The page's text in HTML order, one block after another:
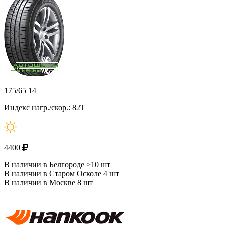
175/65 14
Индекс нагр./скор.: 82T
4400
В наличии в Белгороде >10 шт
В наличии в Старом Осколе 4 шт
В наличии в Москве 8 шт